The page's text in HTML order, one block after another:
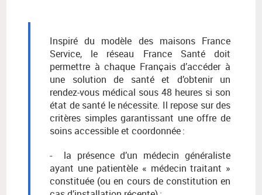
Inspiré du modèle des maisons France
Service, le réseau France Santé doit
permettre à chaque Français d’accéder à
une solution de santé et d’obtenir un
rendez-vous médical sous 48 heures si son
état de santé le nécessite. Il repose sur des
critères simples garantissant une offre de
soins accessible et coordonnée :
- la présence d’un médecin généraliste
ayant une patientèle « médecin traitant »
constituée (ou en cours de constitution en